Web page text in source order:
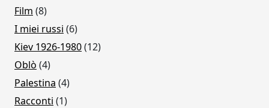
Film (8)
I miei russi (6)
Kiev 1926-1980(12)
Oblò (4)
Palestina (4)
Racconti (1)